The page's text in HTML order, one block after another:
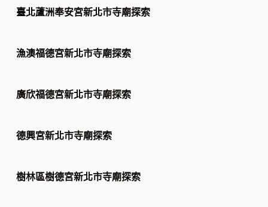
臺北蘆洲奉安宮新北市寺廟探索
漁澳福德宮新北市寺廟探索
廣欣福德宮新北市寺廟探索
德興宮新北市寺廟探索
樹林區樹德宮新北市寺廟探索